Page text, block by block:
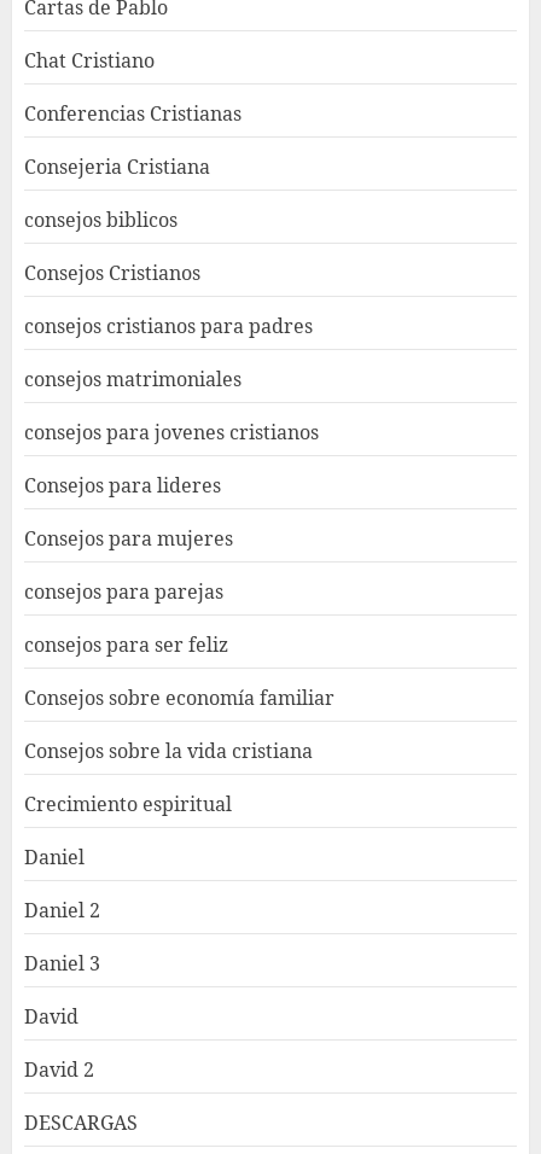
Cartas de Pablo
Chat Cristiano
Conferencias Cristianas
Consejeria Cristiana
consejos biblicos
Consejos Cristianos
consejos cristianos para padres
consejos matrimoniales
consejos para jovenes cristianos
Consejos para lideres
Consejos para mujeres
consejos para parejas
consejos para ser feliz
Consejos sobre economía familiar
Consejos sobre la vida cristiana
Crecimiento espiritual
Daniel
Daniel 2
Daniel 3
David
David 2
DESCARGAS